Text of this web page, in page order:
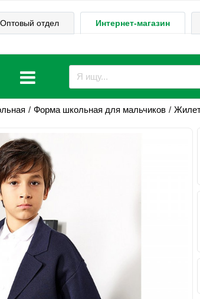
Оптовый отдел Интернет-магазин
Форма школьная для мальчиков